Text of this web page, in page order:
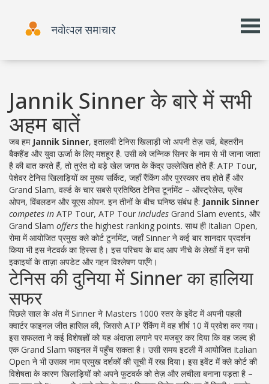
Jannik Sinner के बारे में सभी
अहम बातें
जब हम Jannik Sinner, इतालवी टेनिस खिलाड़ी जो अपनी तेज़ सर्व, बेहतरीन
बैकहैंड और युवा ऊर्जा के लिए मशहूर है. उसी कोजन्निक सिनरके नाम से भी जाना जाता
है की बात करते हैं, तो तुरंत दो बड़े खेल जगत के केंद्र उल्लेखित होते हैं: ATP Tour,
पेशेवर टेनिस खिलाड़ियों का मुख्य सर्किट, जहाँ रैंकिंग और पुरस्कार तय होते हैंऔर
Grand Slam, वर्ल्ड के चार सबसे प्रतिष्ठित टेनिस टूर्नामेंट – ऑस्ट्रेलेस, फ्रेंच
ओपन, विंबलडन और यूएस ओपन. इन तीनों के बीच घनिष्ठ संबंध है: Jannik Sinner
competes in ATP Tour, ATP Tour includes Grand Slam events, और
Grand Slam offersthe highest ranking points. साथ ही Italian Open,
रोमा में आयोजित प्रमुख क्ले कोर्ट टुर्नामेंट, जहाँ Sinner ने कई बार शानदार प्रदर्शन
कियाभी इस नेटवर्क का हिस्सा है। इस परिचय के बाद आप नीचे के लेखों में इन सभी
इकाइयों के ताज़ा अपडेट और गहन विश्लेषण पाएँगे।
टेनिस की दुनिया में Sinner का हालिया
सफर
पिछले साल के अंत में Sinner ने Masters 1000 स्तर के इवेंट में अपनी पहली
क्वार्टर फाइनल जीत हासिल की, जिससे ATP रैंकिंग में वह शीर्ष 10 में प्रवेश कर गया।
इस सफलता ने कई विशेषज्ञों को यह अंदाज़ा लगाने पर मजबूर कर दिया कि वह जल्द ही
एक Grand Slam फाइनल में पहुँच सकता है। उसी समय इटली में आयोजित Italian
Open ने भी उसका नाम प्रमुख दर्शकों की सूची में रख दिया। इस इवेंट में क्ले कोर्ट की
विशेषता के कारण खिलाड़ियों को अपने फुटवर्क को तेज़ और लचीला बनाना पड़ता है –